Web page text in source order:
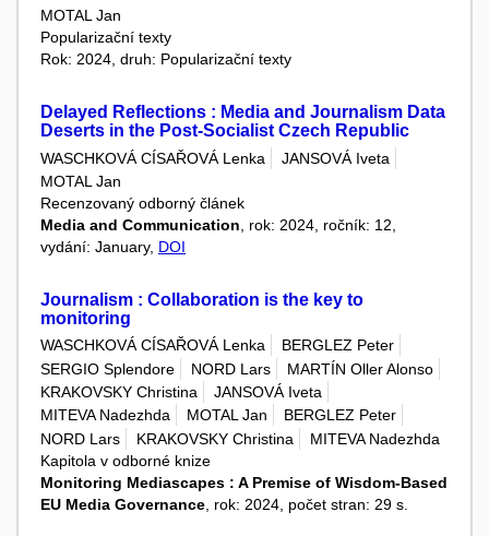
MOTAL Jan
Popularizační texty
Rok: 2024, druh: Popularizační texty
Delayed Reflections : Media and Journalism Data
Deserts in the Post-Socialist Czech Republic
WASCHKOVÁ CÍSAŘOVÁ Lenka
JANSOVÁ Iveta
MOTAL Jan
Recenzovaný odborný článek
Media and Communication , rok: 2024, ročník: 12,
vydání: January, DOI
Journalism : Collaboration is the key to
monitoring
WASCHKOVÁ CÍSAŘOVÁ Lenka
BERGLEZ Peter
SERGIO Splendore
NORD Lars
MARTÍN Oller Alonso
KRAKOVSKY Christina
JANSOVÁ Iveta
MITEVA Nadezhda
MOTAL Jan
BERGLEZ Peter
NORD Lars
KRAKOVSKY Christina
MITEVA Nadezhda
Kapitola v odborné knize
Monitoring Mediascapes : A Premise of Wisdom-Based
EU Media Governance , rok: 2024, počet stran: 29 s.